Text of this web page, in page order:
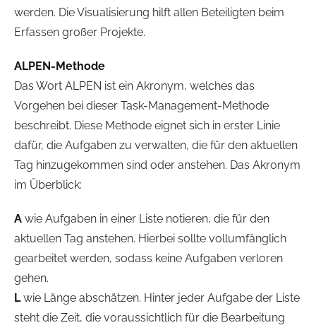
werden. Die Visualisierung hilft allen Beteiligten beim
Erfassen großer Projekte.
ALPEN-Methode
Das Wort ALPEN ist ein Akronym, welches das
Vorgehen bei dieser Task-Management-Methode
beschreibt. Diese Methode eignet sich in erster Linie
dafür, die Aufgaben zu verwalten, die für den aktuellen
Tag hinzugekommen sind oder anstehen. Das Akronym
im Überblick:
A wie Aufgaben in einer Liste notieren, die für den
aktuellen Tag anstehen. Hierbei sollte vollumfänglich
gearbeitet werden, sodass keine Aufgaben verloren
gehen.
Lwie Länge abschätzen. Hinter jeder Aufgabe der Liste
steht die Zeit, die voraussichtlich für die Bearbeitung